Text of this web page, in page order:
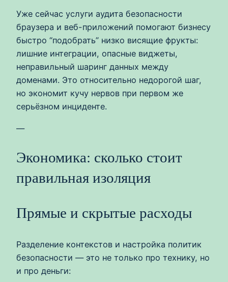
Уже сейчас услуги аудита безопасности
браузера и веб-приложений помогают бизнесу
быстро “подобрать” низко висящие фрукты:
лишние интеграции, опасные виджеты,
неправильный шаринг данных между
доменами. Это относительно недорогой шаг,
но экономит кучу нервов при первом же
серьёзном инциденте.
—
Экономика: сколько стоит
правильная изоляция
Прямые и скрытые расходы
Разделение контекстов и настройка политик
безопасности — это не только про технику, но
и про деньги: